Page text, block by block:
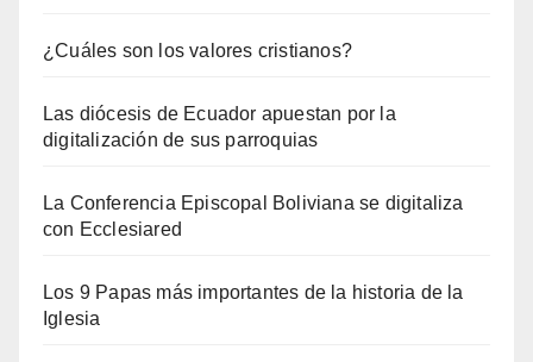
¿Cuáles son los valores cristianos?
Las diócesis de Ecuador apuestan por la
digitalización de sus parroquias
La Conferencia Episcopal Boliviana se digitaliza
con Ecclesiared
Los 9 Papas más importantes de la historia de la
Iglesia